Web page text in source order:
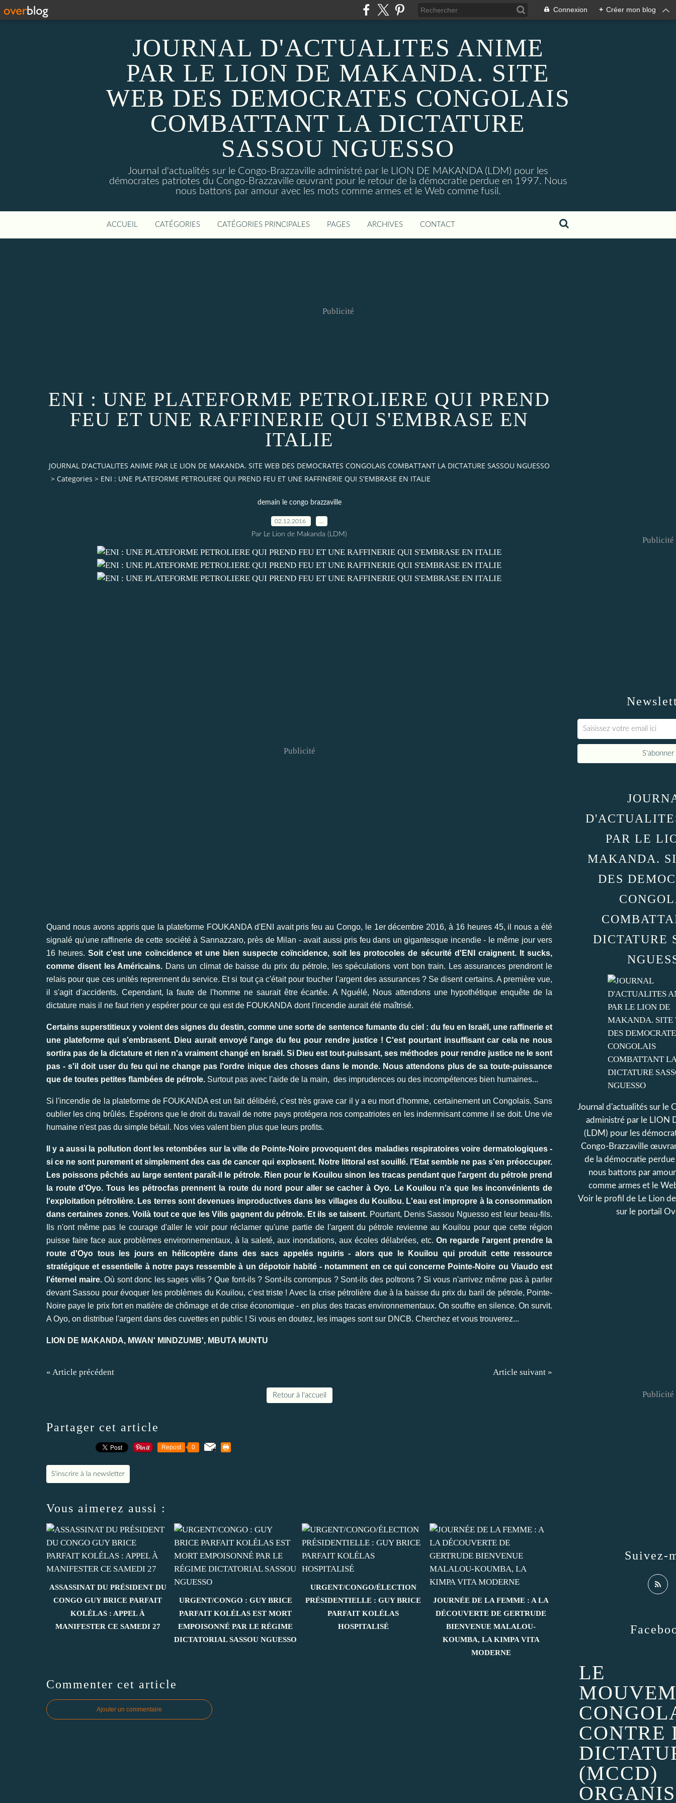
Connexion + Créer mon blog
JOURNAL D'ACTUALITES ANIME
PAR LE LION DE MAKANDA. SITE
WEB DES DEMOCRATES CONGOLAIS
COMBATTANT LA DICTATURE
SASSOU NGUESSO
Journal d'actualités sur le Congo-Brazzaville administré par le LION DE MAKANDA (LDM) pour les
démocrates patriotes du Congo-Brazzaville œuvrant pour le retour de la démocratie perdue en 1997. Nous
nous battons par amour avec les mots comme armes et le Web comme fusil.
ACCUEIL CATÉGORIES CATÉGORIES PRINCIPALES PAGES ARCHIVES CONTACT
Publicité
ENI : UNE PLATEFORME PETROLIERE QUI PREND
FEU ET UNE RAFFINERIE QUI S'EMBRASE EN
ITALIE
JOURNAL D'ACTUALITES ANIME PAR LE LION DE MAKANDA. SITE WEB DES DEMOCRATES CONGOLAIS COMBATTANT LA DICTATURE SASSOU NGUESSO
> Categories > ENI : UNE PLATEFORME PETROLIERE QUI PREND FEU ET UNE RAFFINERIE QUI S'EMBRASE EN ITALIE
demain le congo brazzaville
02.12.2016
Par Le Lion de Makanda (LDM)
Publicité
Quand nous avons appris que la plateforme FOUKANDA d'ENI avait pris feu au Congo, le 1er décembre 2016, à 16 heures 45, il nous a été
signalé qu'une raffinerie de cette société à Sannazzaro, près de Milan - avait aussi pris feu dans un gigantesque incendie - le même jour vers
16 heures.Soit c'est une coïncidence et une bien suspecte coïncidence, soit les protocoles de sécurité d'ENI craignent. It sucks,
comme disent les Américains. Dans un climat de baisse du prix du pétrole, les spéculations vont bon train. Les assurances prendront le
relais pour que ces unités reprennent du service. Et si tout ça c'était pour toucher l'argent des assurances ? Se disent certains. A première vue,
il s'agit d'accidents. Cependant, la faute de l'homme ne saurait être écartée. A Nguélé, Nous attendons une hypothétique enquête de la
dictature mais il ne faut rien y espérer pour ce qui est de FOUKANDA dont l'incendie aurait été maîtrisé.
Certains superstitieux y voient des signes du destin, comme une sorte de sentence fumante du ciel : du feu en Israël, une raffinerie et
une plateforme qui s'embrasent. Dieu aurait envoyé l'ange du feu pour rendre justice ! C'est pourtant insuffisant car cela ne nous
sortira pas de la dictature et rien n'a vraiment changé en Israël. Si Dieu est tout-puissant, ses méthodes pour rendre justice ne le sont
pas - s'il doit user du feu qui ne change pas l'ordre inique des choses dans le monde. Nous attendons plus de sa toute-puissance
que de toutes petites flambées de pétrole. Surtout pas avec l'aide de la main, des imprudences ou des incompétences bien humaines...
Si l'incendie de la plateforme de FOUKANDA est un fait délibéré, c'est très grave car il y a eu mort d'homme, certainement un Congolais. Sans
oublier les cinq brûlés. Espérons que le droit du travail de notre pays protégera nos compatriotes en les indemnisant comme il se doit. Une vie
humaine n'est pas du simple bétail. Nos vies valent bien plus que leurs profits.
Il y a aussi la pollution dont les retombées sur la ville de Pointe-Noire provoquent des maladies respiratoires voire dermatologiques -
si ce ne sont purement et simplement des cas de cancer qui explosent. Notre littoral est souillé. l'Etat semble ne pas s'en préoccuper.
Les poissons pêchés au large sentent paraît-il le pétrole. Rien pour le Kouilou sinon les tracas pendant que l'argent du pétrole prend
la route d'Oyo. Tous les pétrocfas prennent la route du nord pour aller se cacher à Oyo. Le Kouilou n'a que les inconvénients de
l'exploitation pétrolière. Les terres sont devenues improductives dans les villages du Kouilou. L'eau est impropre à la consommation
dans certaines zones. Voilà tout ce que les Vilis gagnent du pétrole. Et ils se taisent. Pourtant, Denis Sassou Nguesso est leur beau-fils.
Ils n'ont même pas le courage d'aller le voir pour réclamer qu'une partie de l'argent du pétrole revienne au Kouilou pour que cette région
puisse faire face aux problèmes environnementaux, à la saleté, aux inondations, aux écoles délabrées, etc. On regarde l'argent prendre la
route d'Oyo tous les jours en hélicoptère dans des sacs appelés nguiris - alors que le Kouilou qui produit cette ressource
stratégique et essentielle à notre pays ressemble à un dépotoir habité - notamment en ce qui concerne Pointe-Noire ou Viaudo est
l'éternel maire.Où sont donc les sages vilis ? Que font-ils ? Sont-ils corrompus ? Sont-ils des poltrons ? Si vous n'arrivez même pas à parler
devant Sassou pour évoquer les problèmes du Kouilou, c'est triste ! Avec la crise pétrolière due à la baisse du prix du baril de pétrole, Pointe-
Noire paye le prix fort en matière de chômage et de crise économique - en plus des tracas environnementaux. On souffre en silence. On survit.
A Oyo, on distribue l'argent dans des cuvettes en public ! Si vous en doutez, les images sont sur DNCB. Cherchez et vous trouverez...
LION DE MAKANDA, MWAN' MINDZUMB', MBUTA MUNTU
« Article précédent Article suivant »
Retour à l'accueil
Partager cet article
Repost 0
S'inscrire à la newsletter
Vous aimerez aussi :
ASSASSINAT DU PRÉSIDENT DU
CONGO GUY BRICE PARFAIT
KOLÉLAS : APPEL À
MANIFESTER CE SAMEDI 27
URGENT/CONGO : GUY BRICE
PARFAIT KOLÉLAS EST MORT
EMPOISONNÉ PAR LE RÉGIME
DICTATORIAL SASSOU NGUESSO
URGENT/CONGO/ÉLECTION
PRÉSIDENTIELLE : GUY BRICE
PARFAIT KOLÉLAS
HOSPITALISÉ
JOURNÉE DE LA FEMME : A LA
DÉCOUVERTE DE GERTRUDE
BIENVENUE MALALOU-
KOUMBA, LA KIMPA VITA
MODERNE
Commenter cet article
Ajouter un commentaire
Publicité
PAR LE
MAKANDA.
DES
DICTATURE
Journal d'actualités sur le
administré par le LION
(LDM) pour les
Congo-Brazzaville
de la démocratie
nous battons par
comme armes et le
Voir le profil de Le Lion
sur le portail
Suivez-
LE
CONTRE
(MCCD)
Publicité